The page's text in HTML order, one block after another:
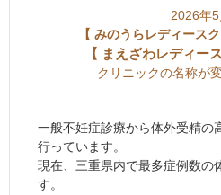
2026年5
【 みのうらレディース
【 まえざわレディー
クリニックの名称が
一般不妊症診療から体外受精の
行っています。
現在、三重県内で最多症例数の
す。